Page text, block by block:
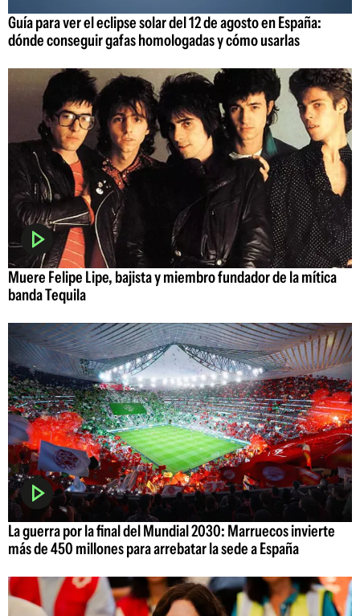
Guía para ver el eclipse solar del 12 de agosto en España:
dónde conseguir gafas homologadas y cómo usarlas
Muere Felipe Lipe, bajista y miembro fundador de la mítica
banda Tequila
La guerra por la final del Mundial 2030: Marruecos invierte
más de 450 millones para arrebatar la sede a España